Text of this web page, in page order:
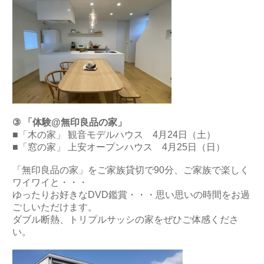
③ 「体験@無印良品の家」
■「木の家」 観音モデルハウス 4月24日（土）
■「窓の家」 上安オープンハウス 4月25日（日）
「無印良品の家」をご家族貸切で90分、ご家族で楽しく
ワイワイと・・・
ゆったりお好きなDVD鑑賞・・・思い思いの時間をお過
ごしいただけます。
ダブル断熱、トリプルサッシの家をぜひご体感くださ
い。